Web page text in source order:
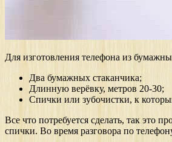
Для изготовления телефона из
Два бумажных стаканчика;
Длинную верёвку, метров 20-30;
Спички или зубочистки, к
Все что потребуется сделать, так это
спички. Во время разговора по